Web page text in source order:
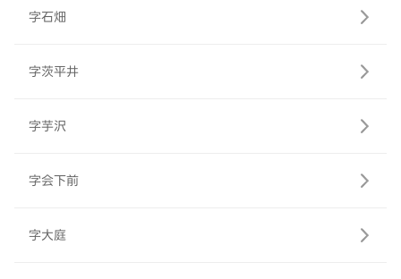
字石畑
字茨平井
字芋沢
字会下前
字大庭